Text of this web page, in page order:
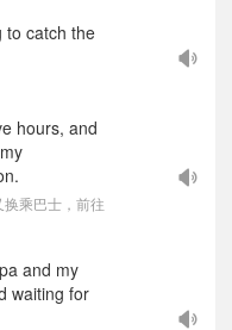
to catch the
hours, and
乘巴士，前往
and my
waiting for